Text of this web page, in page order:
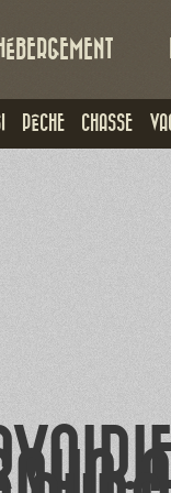
PÊCHE CHASSE
HÉBERGEMENT